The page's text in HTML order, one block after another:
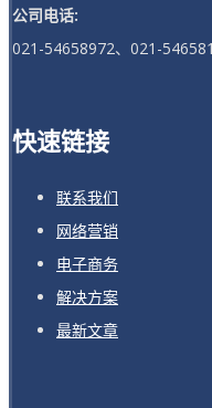
公司电话:
021-54658972、021-
快速链接
联系我们
网络营销
电子商务
解决方案
最新文章